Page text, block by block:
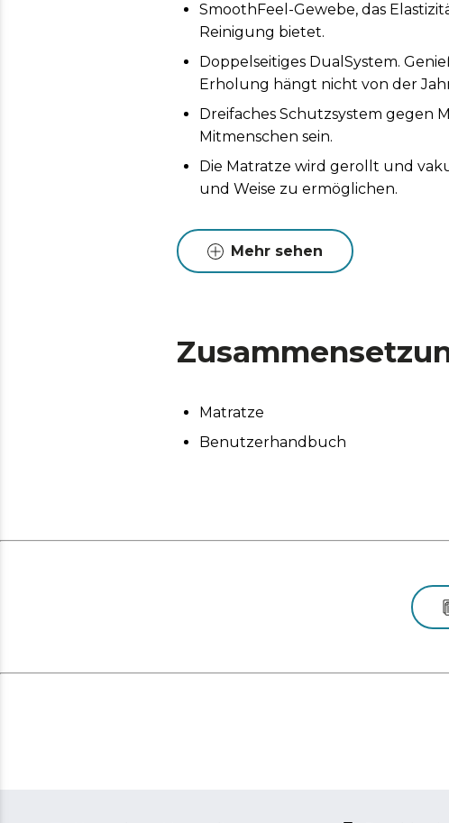
SmoothFeel-Gewebe, das
Reinigung bietet.
Doppelseitiges DualSystem.
Erholung hängt nicht von der
Dreifaches Schutzsystem gegen
Mitmenschen sein.
Die Matratze wird gerollt und
und Weise zu ermöglichen.
Mehr sehen
Matratze
Benutzerhandbuch